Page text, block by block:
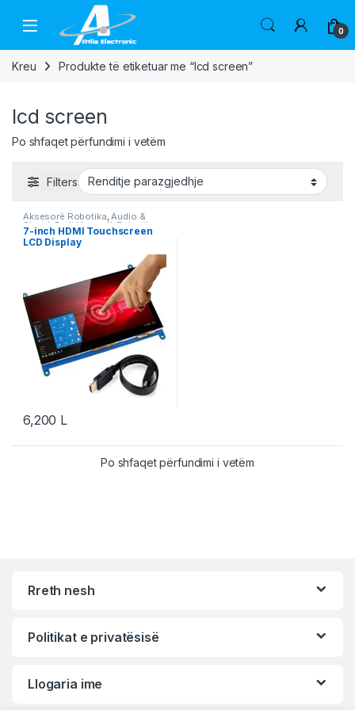
Skip to navigation
Open 0
Kreu Produkte të etiketuar me “lcd screen”
lcd screen
Po shfaqet përfundimi i vetëm
Filters
Aksesorë Robotika,Audio &
Signal, Do It Yourself, Robotika
7-inch HDMI Touchscreen
LCD Display
6,200 L
Po shfaqet përfundimi i vetëm
Rreth nesh
Politikat e privatësisë
Llogaria ime